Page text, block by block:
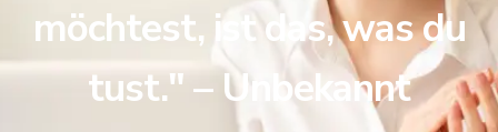
möchtest, ist das, was du
tust." – Unbekannt